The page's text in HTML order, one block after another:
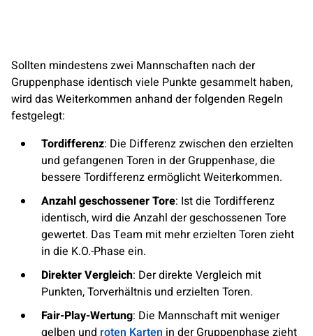
Sollten mindestens zwei Mannschaften nach der
Gruppenphase identisch viele Punkte gesammelt haben,
wird das Weiterkommen anhand der folgenden Regeln
festgelegt:
Tordifferenz: Die Differenz zwischen den erzielten
und gefangenen Toren in der Gruppenhase, die
bessere Tordifferenz ermöglicht Weiterkommen.
Anzahl geschossener Tore: Ist die Tordifferenz
identisch, wird die Anzahl der geschossenen Tore
gewertet. Das Team mit mehr erzielten Toren zieht
in die K.O.-Phase ein.
Direkter Vergleich: Der direkte Vergleich mit
Punkten, Torverhältnis und erzielten Toren.
Fair-Play-Wertung: Die Mannschaft mit weniger